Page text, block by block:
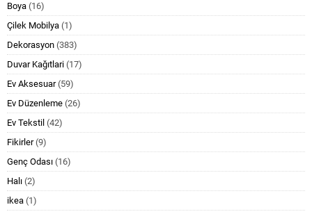
Boya (16)
Çilek Mobilya (1)
Dekorasyon (383)
Duvar Kağıtlari (17)
Ev Aksesuar(59)
Ev Düzenleme (26)
Ev Tekstil (42)
Fikirler(9)
Genç Odası (16)
Halı (2)
ikea (1)